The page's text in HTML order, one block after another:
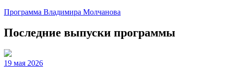
Программа Владимира Молчанова
Последние выпуски программы
19 мая 2026